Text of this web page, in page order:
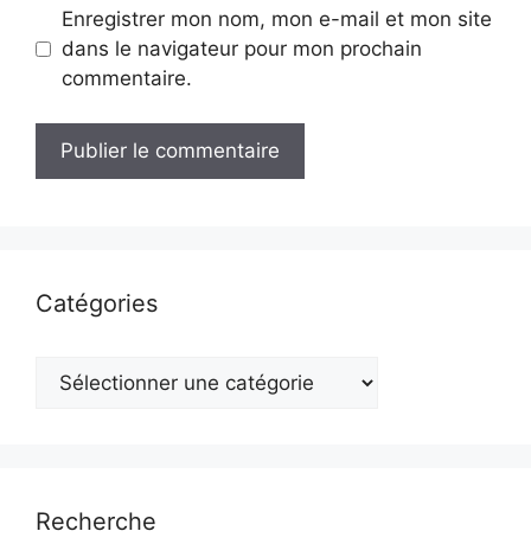
Enregistrer mon nom, mon e-mail et mon site
dans le navigateur pour mon prochain
commentaire.
Catégories
Catégories
Recherche